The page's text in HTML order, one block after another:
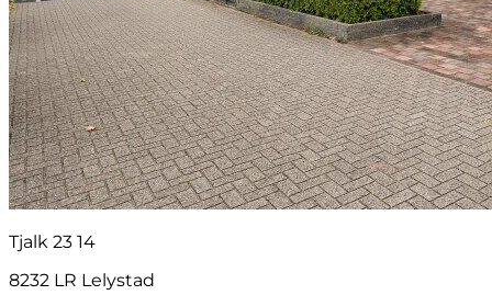
Tjalk 23 14
8232 LR Lelystad